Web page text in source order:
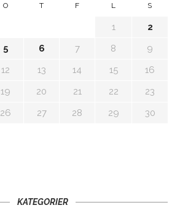
O T F L S
1
2
5 6 7 8
9
12 13 14 15
16
19 20 21 22
23
26 27 28 29
30
KATEGORIER